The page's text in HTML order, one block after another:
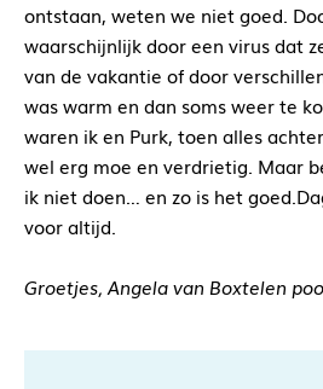
ontstaan, weten we niet goed.
waarschijnlijk door een virus dat
van de vakantie of door
was warm en dan soms weer te
waren ik en Purk, toen alles
wel erg moe en verdrietig. Maar
ik niet doen… en zo is het
voor altijd.
Groetjes, Angela van Boxtelen